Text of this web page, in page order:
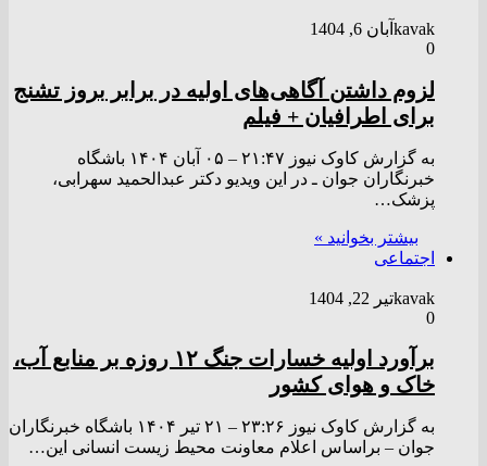
kavak آبان 6, 1404
0
لزوم داشتن آگاهی‌های اولیه در برابر بروز تشنج
برای اطرافیان + فیلم
به گزارش کاوک نیوز ۲۱:۴۷ – ۰۵ آبان ۱۴۰۴ باشگاه
خبرنگاران جوان ـ در این ویدیو دکتر عبدالحمید سهرابی،
پزشک…
بیشتر بخوانید »
اجتماعی
kavakتیر 22, 1404
0
برآورد اولیه خسارات جنگ ۱۲ روزه بر منابع آب،
خاک و هوای کشور
به گزارش کاوک نیوز ۲۳:۲۶ – ۲۱ تير ۱۴۰۴ باشگاه خبرنگاران
جوان – براساس اعلام معاونت محیط زیست انسانی این…